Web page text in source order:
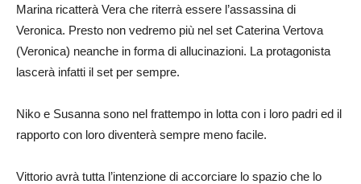
Marina ricatterà Vera che riterrà essere l’assassina di
Veronica. Presto non vedremo più nel set Caterina Vertova
(Veronica) neanche in forma di allucinazioni. La protagonista
lascerà infatti il set per sempre.
Niko e Susanna sono nel frattempo in lotta con i loro padri ed il
rapporto con loro diventerà sempre meno facile.
Vittorio avrà tutta l’intenzione di accorciare lo spazio che lo